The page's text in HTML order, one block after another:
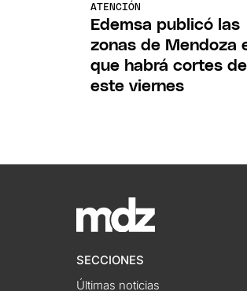
ATENCIÓN
Edemsa publicó las
zonas de Mendoza
que habrá cortes
este viernes
SECCIONES
Últimas noticias